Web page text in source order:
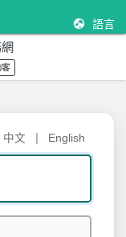
語言
中文 English